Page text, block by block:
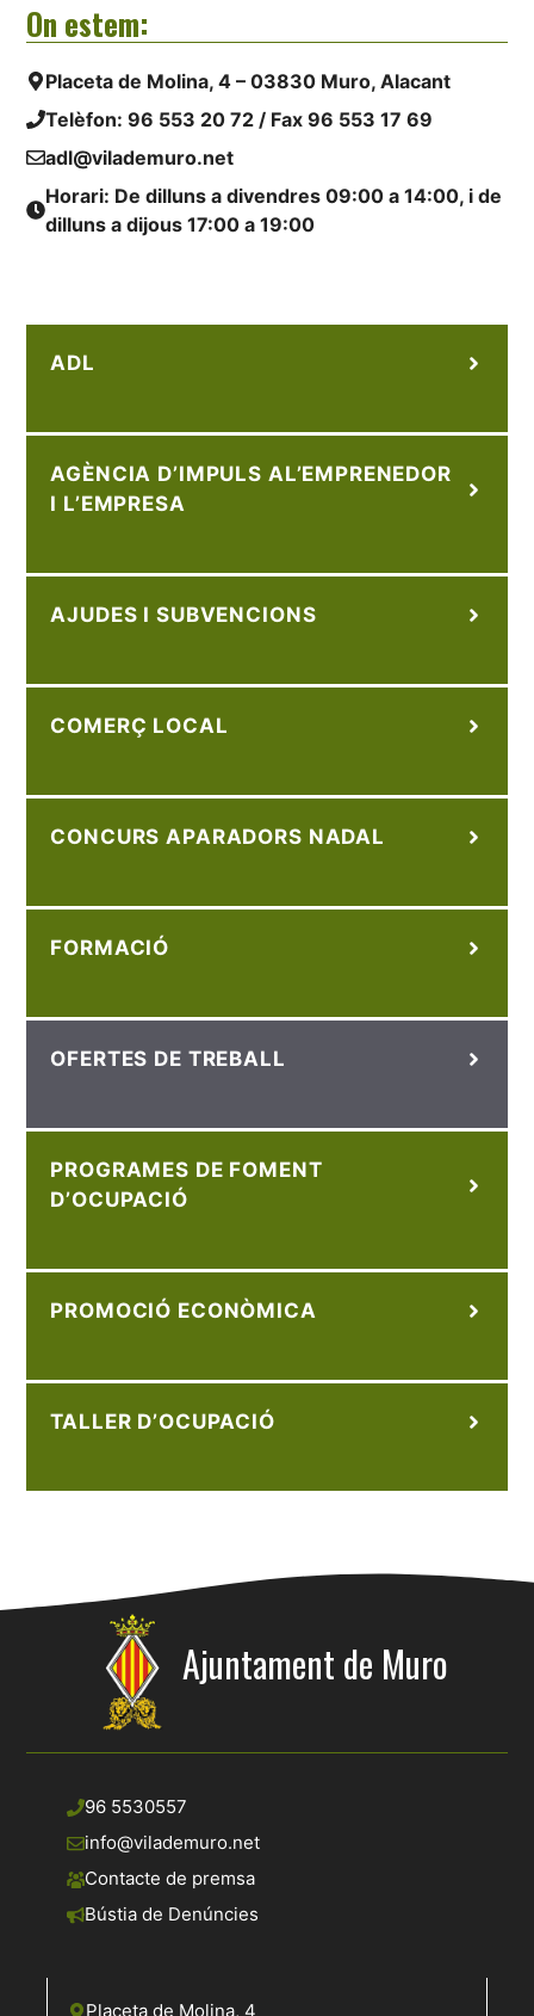
On estem:
Placeta de Molina, 4 – 03830 Muro, Alacant
Telèfon:96 553 20 72 / Fax 96 553 17 69
adl@vilademuro.net
Horari: De dilluns a divendres 09:00 a 14:00, i de
dilluns a dijous 17:00 a 19:00
ADL
AGÈNCIA D’IMPULS AL’EMPRENEDOR
I L’EMPRESA
AJUDES I SUBVENCIONS
COMERÇ LOCAL
CONCURS APARADORS NADAL
FORMACIÓ
OFERTES DE TREBALL
PROGRAMES DE FOMENT
D’OCUPACIÓ
PROMOCIÓ ECONÒMICA
TALLER D’OCUPACIÓ
Ajuntament de Muro
96 5530557
info@vilademuro.net
Contacte de premsa
Bústia de Denúncies
Placeta de Molina, 4